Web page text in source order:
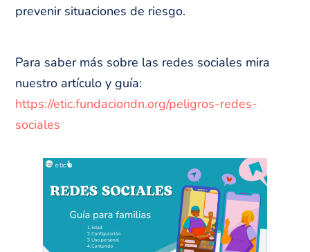
prevenir situaciones de riesgo.
Para saber más sobre las redes sociales mira
nuestro artículo y guía:
https://etic.fundaciondn.org/peligros-redes-
sociales